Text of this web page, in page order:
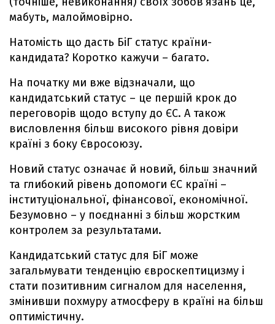
мабуть, малоймовірно.
Натомість що дасть БіГ статус країни-
кандидата? Коротко кажучи – багато.
На початку ми вже відзначали, що
кандидатський статус – це першій крок до
переговорів щодо вступу до ЄС. А також
висловлення більш високого рівня довіри
країні з боку Євросоюзу.
Новий статус означає й новий, більш значний
та глибокий рівень допомоги ЄС країні –
інституціональної, фінансової, економічної.
Безумовно – у поєднанні з більш жорстким
контролем за результатами.
Кандидатський статус для БіГ може
загальмувати тенденцію євроскептицизму і
стати позитивним сигналом для населення,
змінивши похмуру атмосферу в країні на більш
оптимістичну.